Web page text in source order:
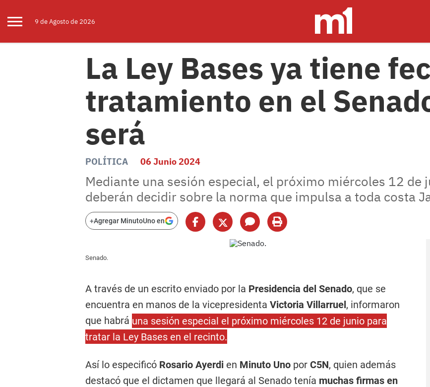
9 deAgostode 2026
La Ley Bases ya tiene
tratamiento en el
será
POLÍTICA 06 Junio 2024
Mediante una sesión especial, el próximo miércoles 12 de
deberán decidir sobre la norma que impulsa a toda costa
+Agregar MinutoUno en
Senado.
A través de un escrito enviado por la Presidencia del Senado, que se
encuentra en manos de la vicepresidenta Victoria Villarruel, informaron
que habrá una sesión especial el próximo miércoles 12 de junio para
tratar la Ley Bases en el recinto.
Así lo especificó Rosario Ayerdi en Minuto Uno por C5N, quien además
destacó que el dictamen que llegará al Senado tenía muchas firmas en